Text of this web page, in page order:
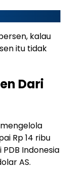
kalau
itu tidak
Dari
Rp 14 ribu
Indonesia
AS.